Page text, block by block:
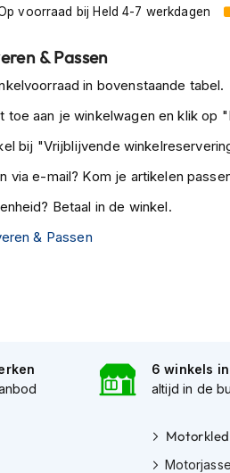
voorraad bij Held 4-7 werkdagen
& Passen
in bovenstaande tabel.
toe aan je winkelwagen en klik op
bij "Vrijblijvende
via e-mail? Kom je artikelen
Betaal in de winkel.
& Passen
6 winkels in
altijd in de